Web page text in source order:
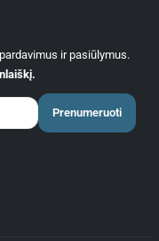
ir pasiūlymus.
Prenumeruoti